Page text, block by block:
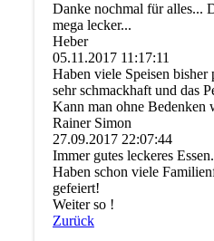
Danke nochmal für alles...
mega lecker...
Heber
05.11.2017 11:17:11
Haben viele Speisen
sehr schmackhaft und das
Kann man ohne Bedenken
Rainer Simon
27.09.2017 22:07:44
Immer gutes leckeres Essen.
Haben schon viele
gefeiert!
Weiter so !
Zurück